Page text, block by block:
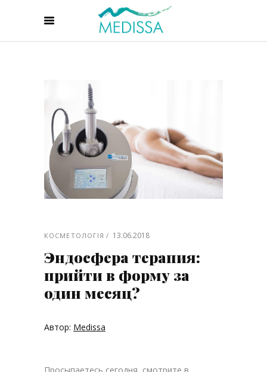
КОСМЕТОЛОГІЯ 13.06.2018
Эндосфера терапия:
прийти в форму за
один месяц?
Автор: Medissa